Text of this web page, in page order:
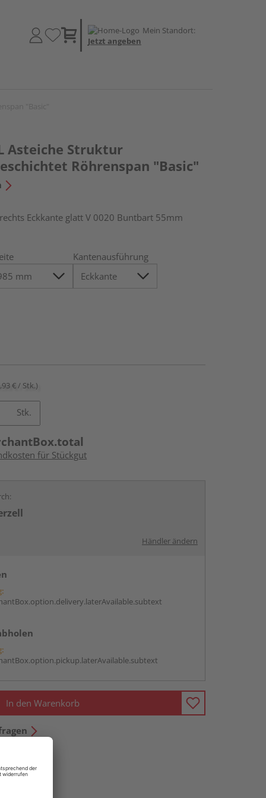
Mein Standort:
Jetzt angeben
Asteiche Struktur
Röhrenspan "Basic"
Eckkante glatt V 0020 Buntbart 55mm
Kantenausführung
€ / Stk.)
Stk.
für Stückgut
Händler ändern
In den Warenkorb